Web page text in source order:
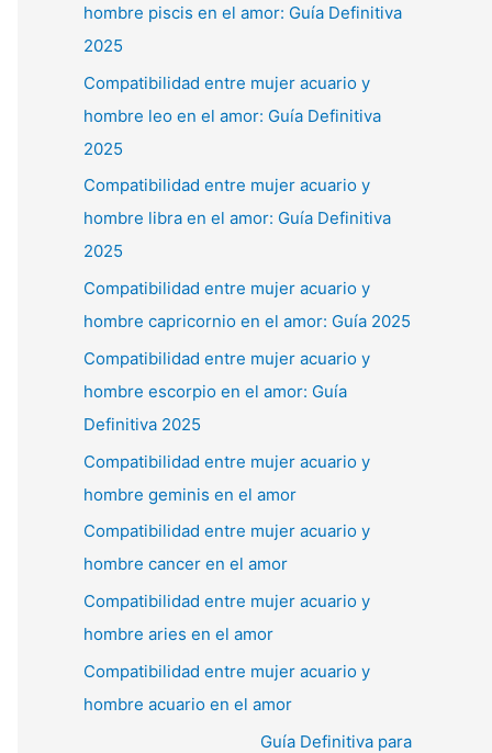
hombre piscis en el amor: Guía Definitiva
2025
Compatibilidad entre mujer acuario y
hombre leo en el amor: Guía Definitiva
2025
Compatibilidad entre mujer acuario y
hombre libra en el amor: Guía Definitiva
2025
Compatibilidad entre mujer acuario y
hombre capricornio en el amor: Guía 2025
Compatibilidad entre mujer acuario y
hombre escorpio en el amor: Guía
Definitiva 2025
Compatibilidad entre mujer acuario y
hombre geminis en el amor
Compatibilidad entre mujer acuario y
hombre cancer en el amor
Compatibilidad entre mujer acuario y
hombre aries en el amor
Compatibilidad entre mujer acuario y
hombre acuario en el amor
Guía Definitiva para